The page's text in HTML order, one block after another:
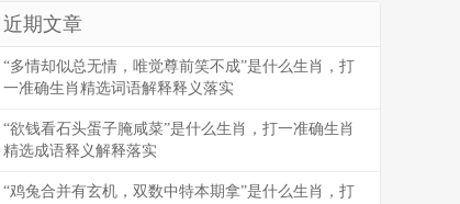
近期文章
“多情却似总无情，唯觉尊前笑不成”是什么生肖，打
一准确生肖精选词语解释释义落实
“欲钱看石头蛋子腌咸菜”是什么生肖，打一准确生肖
精选成语释义解释落实
“鸡兔合并有玄机，双数中特本期拿”是什么生肖，打